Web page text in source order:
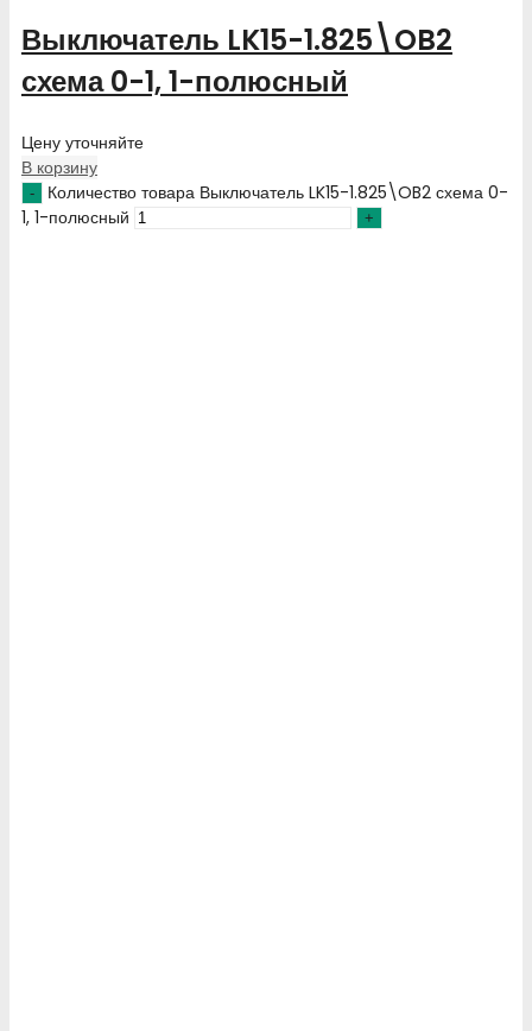
Выключатель LK15-1.825\OB2
схема 0-1, 1-полюсный
Цену уточняйте
В корзину
Количество товара Выключатель LK15-1.825\OB2 схема 0-
1, 1-полюсный